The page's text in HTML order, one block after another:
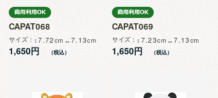
CAPAT068
サイズ 7.72 7.13
1,650円
CAPAT069
サイズ 7.23 7.13
1,650円